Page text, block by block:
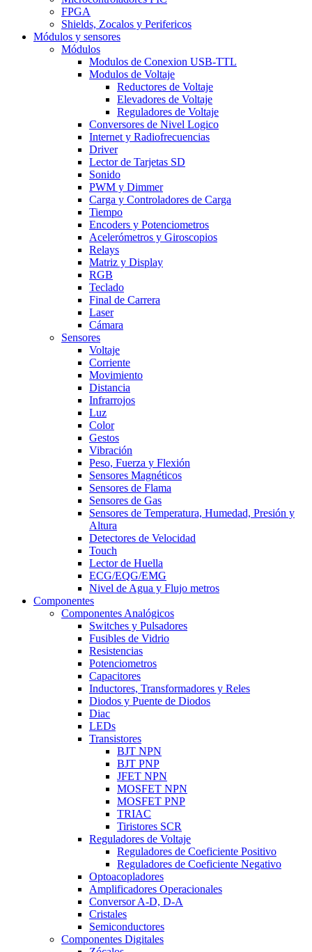
FPGA
Shields, Zocalos y Perifericos
Módulos y sensores
Módulos
Modulos de Conexion USB-TTL
Modulos de Voltaje
Reductores de Voltaje
Elevadores de Voltaje
Reguladores de Voltaje
Conversores de Nivel Logico
Internet y Radiofrecuencias
Driver
Lector de Tarjetas SD
Sonido
PWM y Dimmer
Carga y Controladores de Carga
Tiempo
Encoders y Potenciometros
Acelerómetros y Giroscopios
Relays
Matriz y Display
RGB
Teclado
Final de Carrera
Laser
Cámara
Sensores
Voltaje
Corriente
Movimiento
Distancia
Infrarrojos
Luz
Color
Gestos
Vibración
Peso, Fuerza y Flexión
Sensores Magnéticos
Sensores de Flama
Sensores de Gas
Sensores de Temperatura, Humedad, Presión y
Altura
Detectores de Velocidad
Touch
Lector de Huella
ECG/EQG/EMG
Nivel de Agua y Flujo metros
Componentes
Componentes Analógicos
Switches y Pulsadores
Fusibles de Vidrio
Resistencias
Potenciometros
Capacitores
Inductores, Transformadores y Reles
Diodos y Puente de Diodos
Diac
LEDs
Transistores
BJT NPN
BJT PNP
JFET NPN
MOSFET NPN
MOSFET PNP
TRIAC
Tiristores SCR
Reguladores de Voltaje
Reguladores de Coeficiente Positivo
Reguladores de Coeficiente Negativo
Optoacopladores
Amplificadores Operacionales
Conversor A-D, D-A
Cristales
Semiconductores
Componentes Digitales